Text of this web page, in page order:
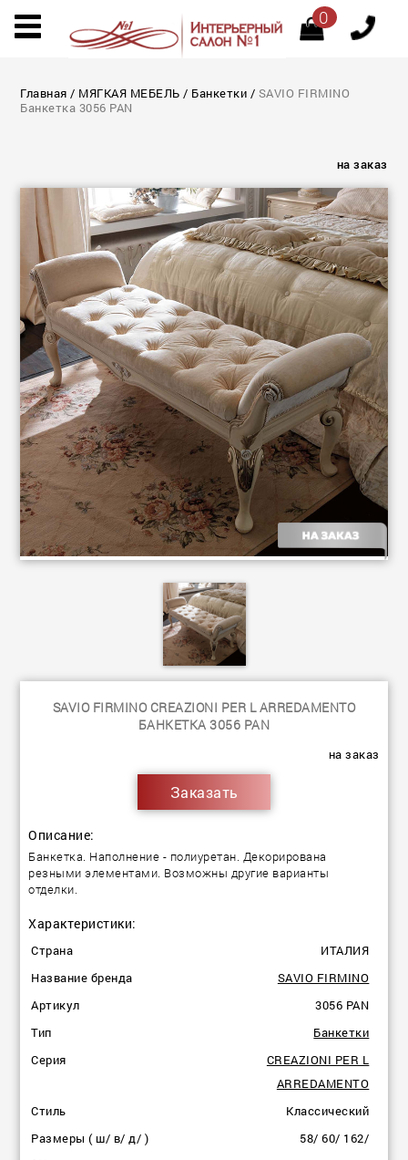
0
Главная / МЯГКАЯ МЕБЕЛЬ / Банкетки / SAVIO FIRMINO
Банкетка 3056 PAN
на заказ
SAVIO FIRMINO CREAZIONI PER L ARREDAMENTO
БАНКЕТКА 3056 PAN
на заказ
Заказать
Описание:
Банкетка. Наполнение - полиуретан. Декорирована
резными элементами. Возможны другие варианты
отделки.
Характеристики:
Страна
ИТАЛИЯ
Название бренда
SAVIO FIRMINO
Артикул
3056 PAN
Тип
Банкетки
Серия
CREAZIONI PER L
ARREDAMENTO
Стиль
Классический
Размеры ( ш/ в/ д/ )
58/ 60/ 162/